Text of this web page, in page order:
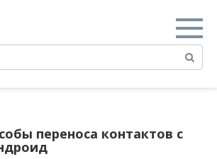
переноса контактов с